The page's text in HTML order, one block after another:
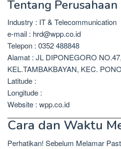
Tentang Perusahaan
Industry : IT & Telecommunication
e-mail : hrd@wpp.co.id
Telepon : 0352 488848
Alamat : JL DIPONEGORO
KEL.TAMBAKBAYAN, KEC.
Latitude :
Longitude :
Website : wpp.co.id
Cara dan Waktu
Perhatikan! Sebelum Melamar